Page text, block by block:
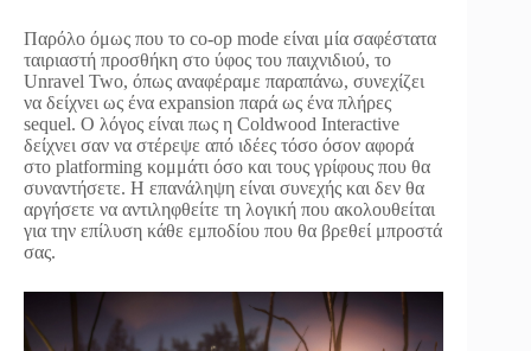
Παρόλο όμως που το co-op mode είναι μία σαφέστατα
ταιριαστή προσθήκη στο ύφος του παιχνιδιού, το
Unravel Two, όπως αναφέραμε παραπάνω, συνεχίζει
να δείχνει ως ένα expansion παρά ως ένα πλήρες
sequel. Ο λόγος είναι πως η Coldwood Interactive
δείχνει σαν να στέρεψε από ιδέες τόσο όσον αφορά
στο platforming κομμάτι όσο και τους γρίφους που θα
συναντήσετε. Η επανάληψη είναι συνεχής και δεν θα
αργήσετε να αντιληφθείτε τη λογική που ακολουθείται
για την επίλυση κάθε εμποδίου που θα βρεθεί μπροστά
σας.